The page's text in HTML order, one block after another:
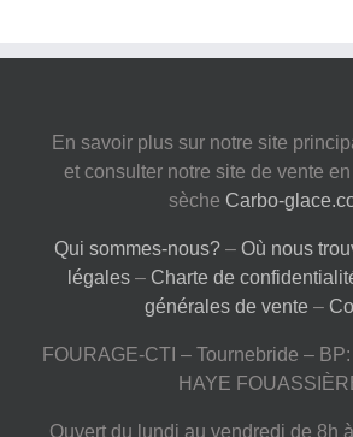
En savoir plus sur notre site
et consulter notre site de vente
sèche Carbo-
Qui sommes-nous?– Où nous
légales – Charte de
générales de vente –
FOURAGE-CTI – Tournebride –
HAYE
Ouvert du lundi au vendredi de 8h